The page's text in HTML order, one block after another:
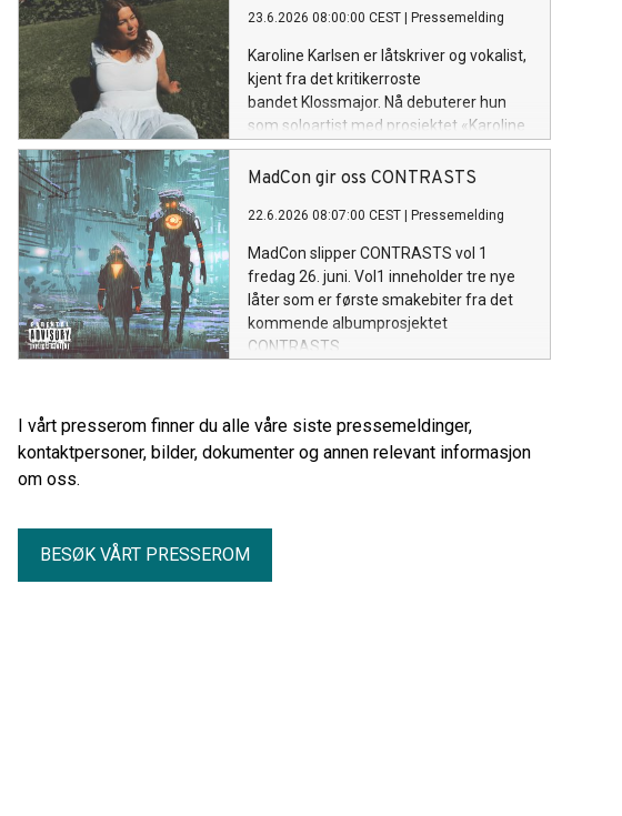
23.6.2026 08:00:00 CEST Pressemelding
Karoline Karlsen er låtskriver og vokalist,
kjent fra det kritikerroste
bandet Klossmajor. Nå debuterer hun
som soloartist med prosjektet «Karoline
hele året», hvor hun inviterer lytteren inn
i et personlig og ujålete univers fullt av
fredag 26. Juni!
MadCon gir oss CONTRASTS
22.6.2026 08:07:00 CEST Pressemelding
MadCon slipper CONTRASTS vol 1
fredag 26. juni. Vol1 inneholder tre nye
låter som er første smakebiter fra det
kommende albumprosjektet
CONTRASTS.
I vårt presserom finner du alle våre siste pressemeldinger,
kontaktpersoner, bilder, dokumenter og annen relevant informasjon
om oss.
BESØK VÅRT PRESSEROM